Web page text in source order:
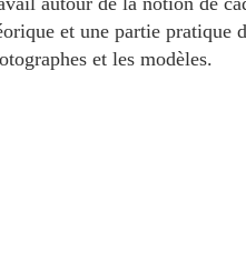
et une partie pratique
et les modèles.